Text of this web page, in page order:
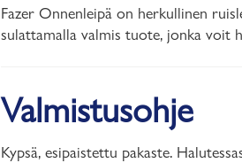
Fazer Onnenleipä on herkullinen
sulattamalla valmis tuote, jonka voit
Valmistusohje
Kypsä, esipaistettu pakaste.